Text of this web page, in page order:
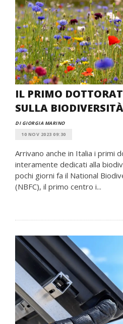
IL PRIMO
SULLA BIODIVERSITÀ
DI GIORGIA MARINO
10 NOV 2023 09:30
Arrivano anche in Italia i primi
interamente dedicati alla
pochi giorni fa il National
(NBFC), il primo centro i...